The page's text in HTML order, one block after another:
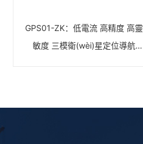
GPS01-ZK：低電流 高精度 高靈
敏度 三模衛(wèi)星定位導航